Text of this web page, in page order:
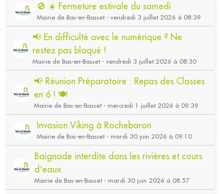
🚫 ☀️ Fermeture estivale du samedi
Mairie de Bas-en-Basset - vendredi 3 juillet 2026 à 08:39
📢 En difficulté avec le numérique ? Ne
restez pas bloqué !
Mairie de Bas-en-Basset - vendredi 3 juillet 2026 à 08:30
📢 Réunion Préparatoire : Repas des Classes
en 6 ! 🍽️
Mairie de Bas-en-Basset - mercredi 1 juillet 2026 à 09:39
Invasion Viking à Rochebaron
Mairie de Bas-en-Basset - mardi 30 juin 2026 à 09:10
Baignade interdite dans les rivières et cours
d'eaux
Mairie de Bas-en-Basset - mardi 30 juin 2026 à 08:57